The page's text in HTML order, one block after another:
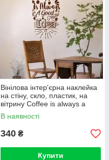
Вінілова інтер'єрна наклейка
на стіну, скло, пластик, на
вітрину Coffee is always a
good idea
В наявності
340 ₴
Купити